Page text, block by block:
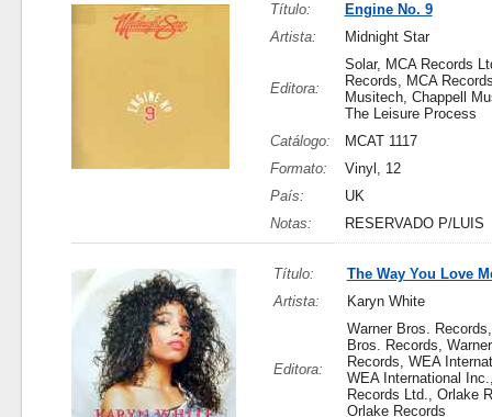
Título:
Engine No. 9
Artista:
Midnight Star
Editora:
Solar, MCA Records
Records, MCA
Musitech, Chappell
The Leisure Process
Catálogo:
MCAT 1117
Formato:
Vinyl, 12
País:
UK
Notas:
RESERVADO P/LUIS
Título:
The Way You Love
Artista:
Karyn White
Editora:
Warner Bros.
Bros. Records,
Records, WEA
WEA International
Records Ltd., Orlake
Orlake Records